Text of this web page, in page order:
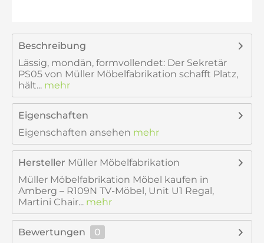
Beschreibung
Lässig, mondän, formvollendet: Der Sekretär
PS05 von Müller Möbelfabrikation schafft Platz,
hält... mehr
Eigenschaften
Eigenschaften ansehen mehr
Hersteller Müller Möbelfabrikation
Müller Möbelfabrikation Möbel kaufen in
Amberg – R109N TV-Möbel, Unit U1 Regal,
Martini Chair... mehr
Bewertungen
0